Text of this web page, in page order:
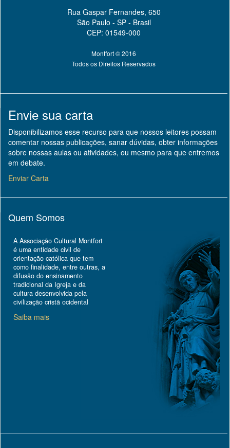
Rua Gaspar Fernandes, 650
São Paulo - SP - Brasil
CEP: 01549-000
Montfort © 2016
Todos os Direitos Reservados
Envie sua carta
Disponibilizamos esse recurso para que nossos leitores possam
comentar nossas publicações, sanar dúvidas, obter informações
sobre nossas aulas ou atividades, ou mesmo para que entremos
em debate.
Enviar Carta
Quem Somos
A Associação Cultural Montfort
é uma entidade civil de
orientação católica que tem
como finalidade, entre outras, a
difusão do ensinamento
tradicional da Igreja e da
cultura desenvolvida pela
civilização cristã ocidental
Saiba mais